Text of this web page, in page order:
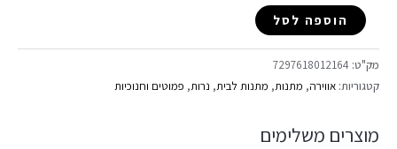
הוספה לסל
מק"ט: 7297618012164
קטגוריות: אווירה, מתנות, מתנות לבית, נרות, פמוטים וחנוכיות
מוצרים משלימים